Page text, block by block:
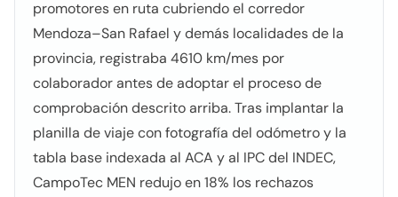
promotores en ruta cubriendo el corredor
Mendoza–San Rafael y demás localidades de la
provincia, registraba 4610 km/mes por
colaborador antes de adoptar el proceso de
comprobación descrito arriba. Tras implantar la
planilla de viaje con fotografía del odómetro y la
tabla base indexada al ACA y al IPC del INDEC,
CampoTec MEN redujo en 18% los rechazos